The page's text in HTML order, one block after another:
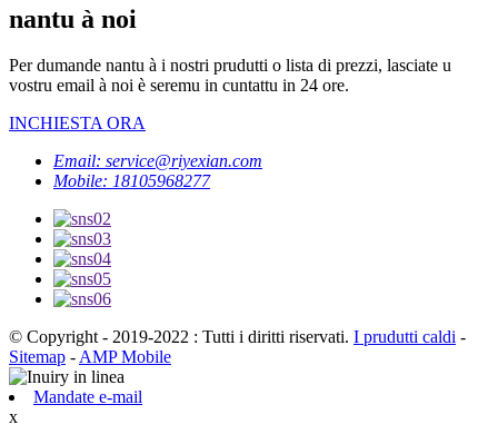
nantu à noi
Per dumande nantu à i nostri prudutti o lista di prezzi, lasciate u
vostru email à noi è seremu in cuntattu in 24 ore.
INCHIESTA ORA
Email: service@riyexian.com
Mobile: 18105968277
© Copyright - 2019-2022 : Tutti i diritti riservati. I prudutti caldi -
Sitemap -AMP Mobile
Mandate e-mail
x